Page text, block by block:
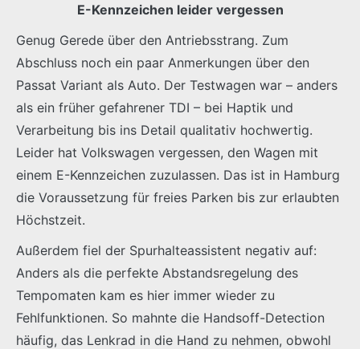
E-Kennzeichen leider vergessen
Genug Gerede über den Antriebsstrang. Zum
Abschluss noch ein paar Anmerkungen über den
Passat Variant als Auto. Der Testwagen war – anders
als ein früher gefahrener TDI – bei Haptik und
Verarbeitung bis ins Detail qualitativ hochwertig.
Leider hat Volkswagen vergessen, den Wagen mit
einem E-Kennzeichen zuzulassen. Das ist in Hamburg
die Voraussetzung für freies Parken bis zur erlaubten
Höchstzeit.
Außerdem fiel der Spurhalteassistent negativ auf:
Anders als die perfekte Abstandsregelung des
Tempomaten kam es hier immer wieder zu
Fehlfunktionen. So mahnte die Handsoff-Detection
häufig, das Lenkrad in die Hand zu nehmen, obwohl